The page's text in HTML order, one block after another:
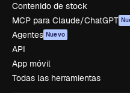
Contenido de stock
MCP para Claude/ChatGPT
Agentes Nuevo
API
App móvil
Todas las herramientas